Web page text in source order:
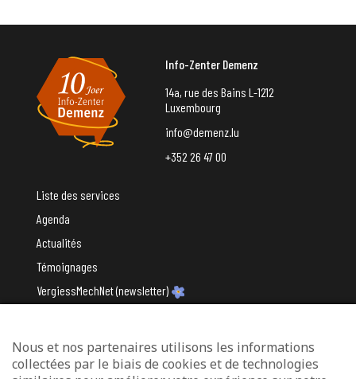
Info-Zenter Demenz
14a, rue des Bains L-1212
Luxembourg
info@demenz.lu
+352 26 47 00
Liste des services
Agenda
Actualités
Témoignages
VergiessMechNet (newsletter)
Avec le soutien du
Nous et nos partenaires utilisons les informations
collectées par le biais de cookies et de technologies